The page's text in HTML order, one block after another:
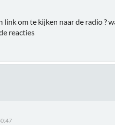
link om te kijken naar de radio ?
reacties